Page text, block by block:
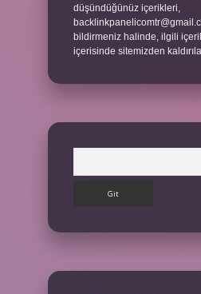
düşündüğünüz içerikleri,
bildirmeniz halinde, ilgili
içerisinde sitemizden